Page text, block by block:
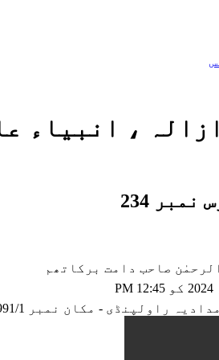
، انبیاء
234
صاحب دامت برکاتھم
راولپنڈی - مکان نمبر CB 1991/1 نزد مسجد امیر حمزہ ؓ گلی نمبر 4، اللہ آباد، ویسٹرج 3، راولپنڈی